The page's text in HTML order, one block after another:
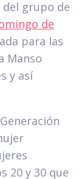
del grupo de
de
para las
Manso
y así
20 y 30 que